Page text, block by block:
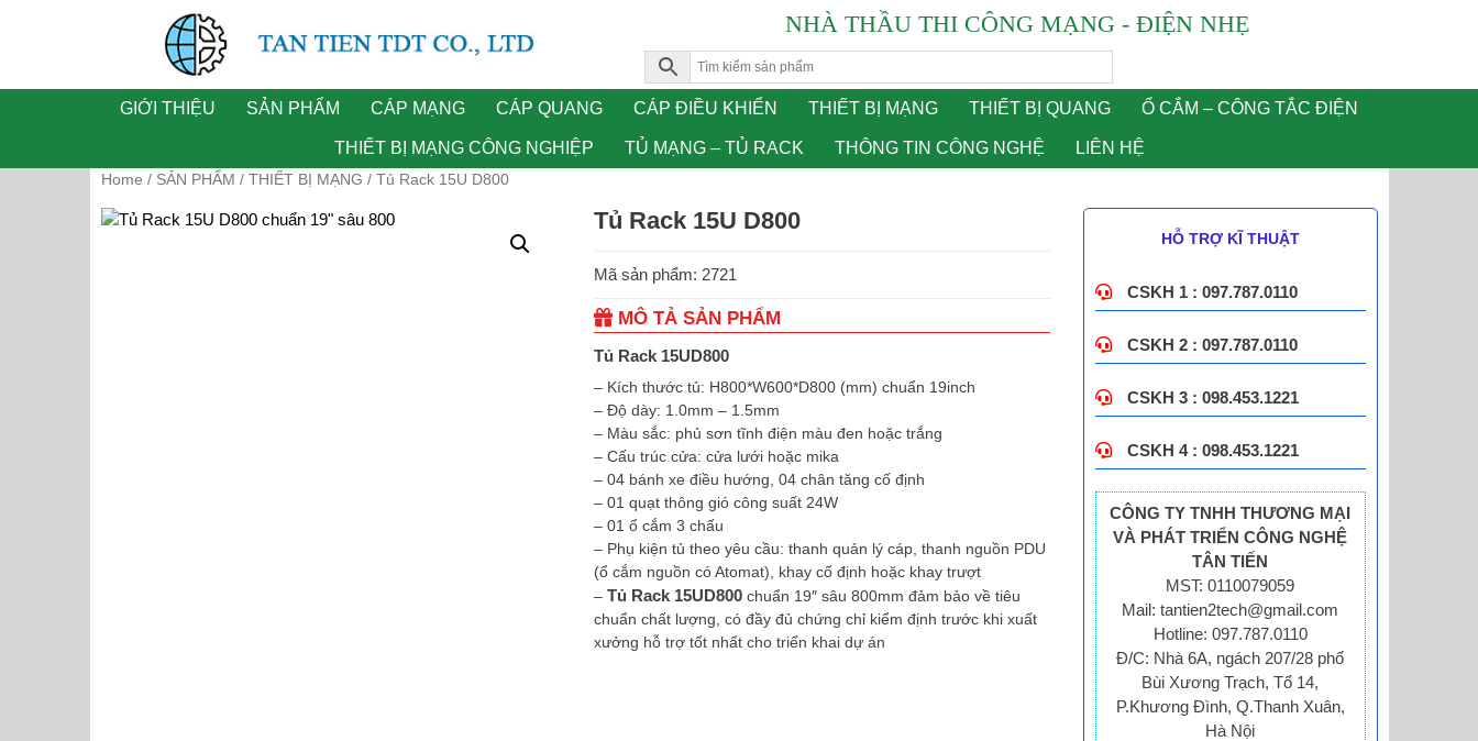
PHÂN PHỐI THIẾT BỊ MẠNG CHÍNH HÃNG NHÀ THẦU THI CÔNG MẠNG - ĐIỆN NHẸ
GIỚI THIỆU SẢN PHẨM CÁP MẠNG CÁP QUANG CÁP ĐIỀU KHIỂN THIẾT BỊ MẠNG THIẾT BỊ QUANG Ổ CẮM – CÔNG TẮC ĐIỆN
THIẾT BỊ MẠNG CÔNG NGHIỆP TỦ MẠNG – TỦ RACK THÔNG TIN CÔNG NGHỆ LIÊN HỆ
Home / SẢN PHẨM / THIẾT BỊ MẠNG / Tủ Rack 15U D800
Tủ Rack 15U D800
Mã sản phẩm: 2721
MÔ TẢ SẢN PHẨM
Tủ Rack 15UD800
– Kích thước tủ: H800*W600*D800 (mm) chuẩn 19inch
– Độ dày: 1.0mm – 1.5mm
– Màu sắc: phủ sơn tĩnh điện màu đen hoặc trắng
– Cấu trúc cửa: cửa lưới hoặc mika
– 04 bánh xe điều hướng, 04 chân tăng cố định
– 01 quạt thông gió công suất 24W
– 01 ổ cắm 3 chấu
– Phụ kiện tủ theo yêu cầu: thanh quản lý cáp, thanh nguồn PDU
(ổ cắm nguồn có Atomat), khay cố định hoặc khay trượt
–Tủ Rack 15UD800 chuẩn 19″ sâu 800mm đảm bảo về tiêu
chuẩn chất lượng, có đầy đủ chứng chỉ kiểm định trước khi xuất
xưởng hỗ trợ tốt nhất cho triển khai dự án
HỖ TRỢ KĨ THUẬT
CSKH 1 : 097.787.0110
CSKH 2 : 097.787.0110
CSKH 3 : 098.453.1221
CSKH 4 : 098.453.1221
CÔNG TY TNHH THƯƠNG MẠI
VÀ PHÁT TRIỂN CÔNG NGHỆ
TÂN TIẾN
MST: 0110079059
Mail: tantien2tech@gmail.com
Hotline: 097.787.0110
Đ/C: Nhà 6A, ngách 207/28 phố
Bùi Xương Trạch, Tổ 14,
P.Khương Đình, Q.Thanh Xuân,
Hà Nội